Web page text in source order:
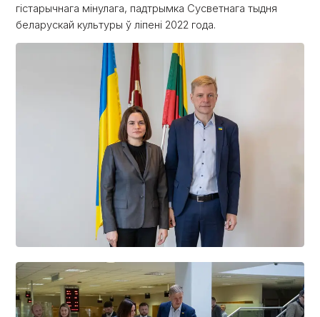
гістарычнага мінулага, падтрымка Сусветнага тыдня
беларускай культуры ў ліпені 2022 года.